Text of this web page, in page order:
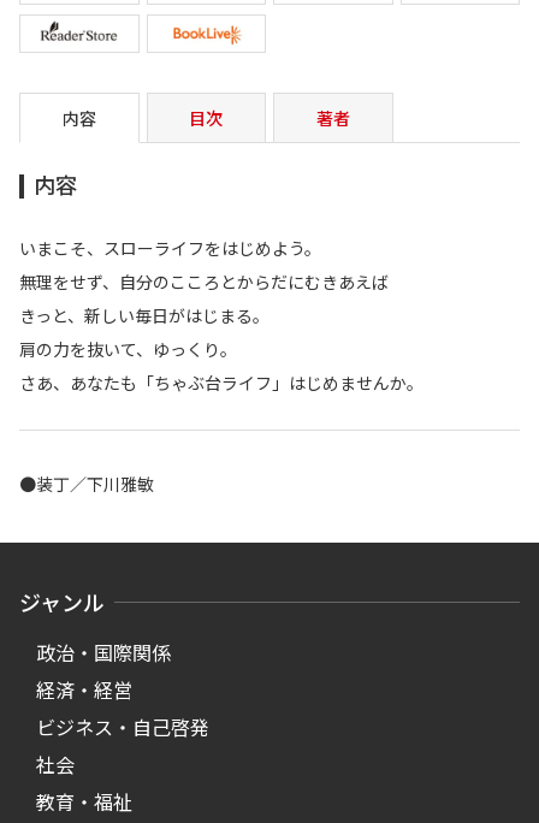
内容 目次 著者
内容
いまこそ、スローライフをはじめよう。
無理をせず、自分のこころとからだにむきあえば
きっと、新しい毎日がはじまる。
肩の力を抜いて、ゆっくり。
さあ、あなたも「ちゃぶ台ライフ」はじめませんか。
●装丁／下川雅敏
ジャンル
政治・国際関係
経済・経営
ビジネス・自己啓発
社会
教育・福祉